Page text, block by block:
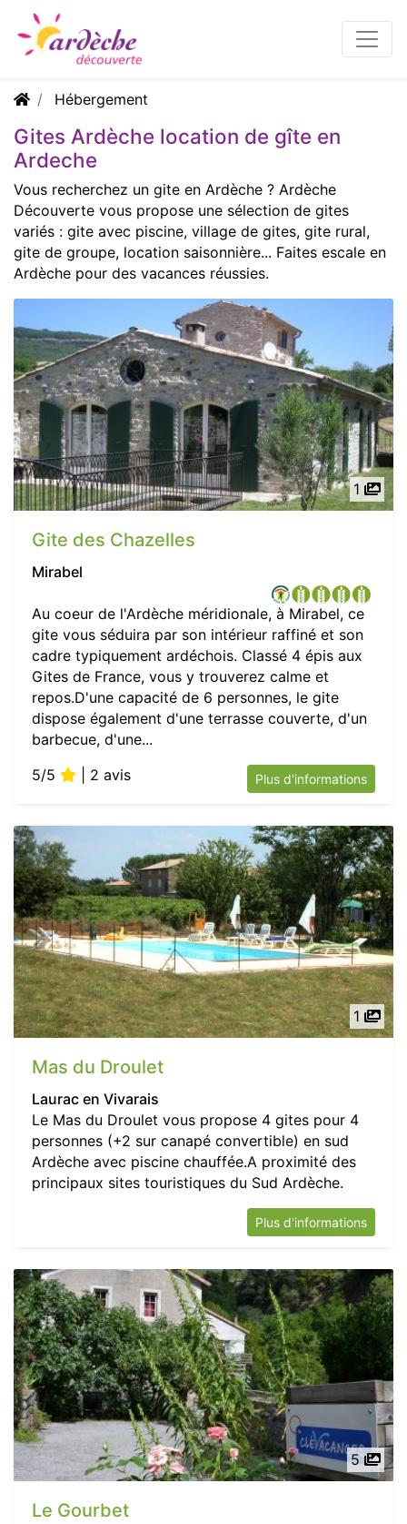
Hébergement
Gites Ardèche location de gîte en
Ardeche
Vous recherchez un gite en Ardèche ? Ardèche
Découverte vous propose une sélection de gites
variés : gite avec piscine, village de gites, gite rural,
gite de groupe, location saisonnière... Faites escale en
Ardèche pour des vacances réussies.
1
Gite des Chazelles
Mirabel
Au coeur de l'Ardèche méridionale, à Mirabel, ce
gite vous séduira par son intérieur raffiné et son
cadre typiquement ardéchois. Classé 4 épis aux
Gites de France, vous y trouverez calme et
repos.D'une capacité de 6 personnes, le gite
dispose également d'une terrasse couverte, d'un
barbecue, d'une...
5/5
| 2 avis Plus d'informations
1
Mas du Droulet
Laurac en Vivarais
Le Mas du Droulet vous propose 4 gites pour 4
personnes (+2 sur canapé convertible) en sud
Ardèche avec piscine chauffée.A proximité des
principaux sites touristiques du Sud Ardèche.
Plus d'informations
5
Le Gourbet